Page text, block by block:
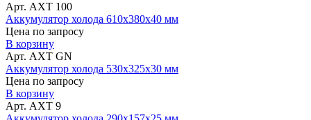
Арт. АХТ 100
Аккумулятор холода 610х380х40 мм
Цена по запросу
В корзину
Арт. АХТ GN
Аккумулятор холода 530х325х30 мм
Цена по запросу
В корзину
Арт. АХТ 9